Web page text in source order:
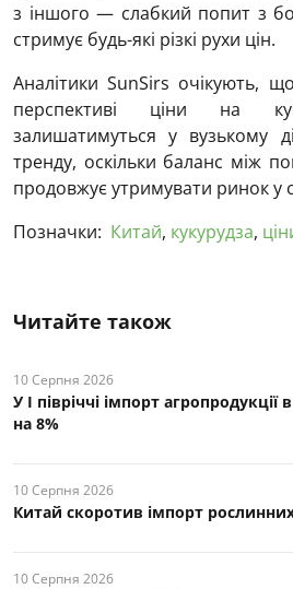
з іншого — слабкий попит з
стримує будь-які різкі рухи цін.
Аналітики SunSirs очікують,
перспективі ціни на
залишатимуться у вузькому
тренду, оскільки баланс між
продовжує утримувати ринок у
Позначки: Китай, кукурудза,
Читайте також
10 Серпня 2026
У І півріччі імпорт агропродукції
на 8%
10 Серпня 2026
Китай скоротив імпорт
10 Серпня 2026